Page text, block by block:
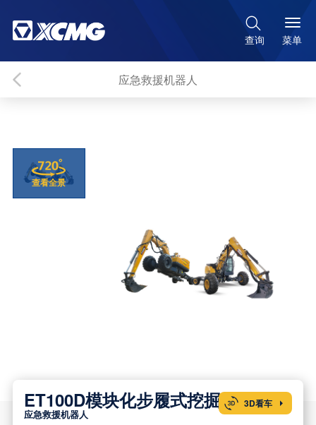

查询 菜单
应急救援机器人
查看全景
ET100D模块化步履式挖掘机
应急救援机器人
3D看车 